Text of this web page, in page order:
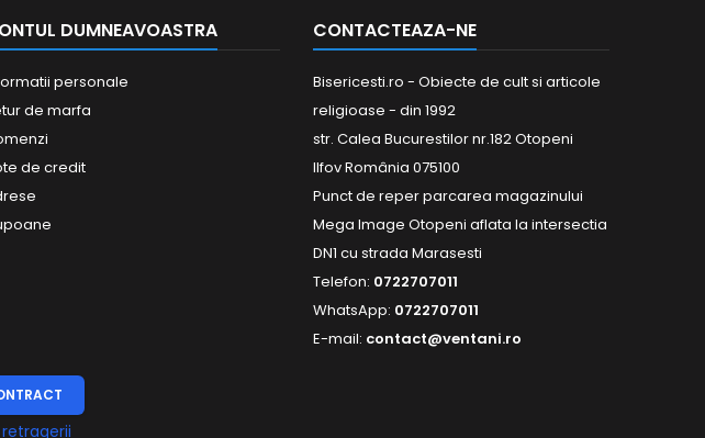
DUMNEAVOASTRA
personale
de marfa
de credit
CONTACTEAZA-NE
Bisericesti.ro - Obiecte de cult si articole
religioase - din 1992
str. Calea Bucurestilor nr.182 Otopeni
Ilfov România 075100
Punct de reper parcarea magazinului
Mega Image Otopeni aflata la intersectia
DN1 cu strada Marasesti
Telefon: 0722707011
WhatsApp: 0722707011
E-mail: contact@ventani.ro